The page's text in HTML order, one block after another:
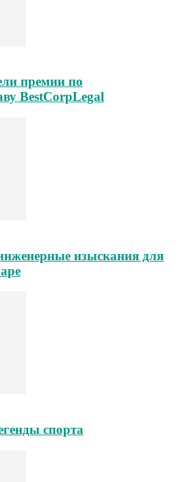
премии по
BestCorpLegal
изыскания для
спорта